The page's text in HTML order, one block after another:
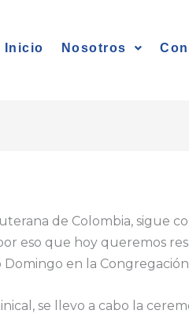
Inicio Nosotros
de Colombia, sigue
eso que hoy queremos
Domingo en la
se llevo a cabo la